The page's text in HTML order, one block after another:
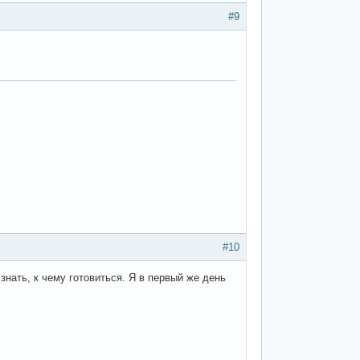
#9
#10
к чему готовиться. Я в первый же день